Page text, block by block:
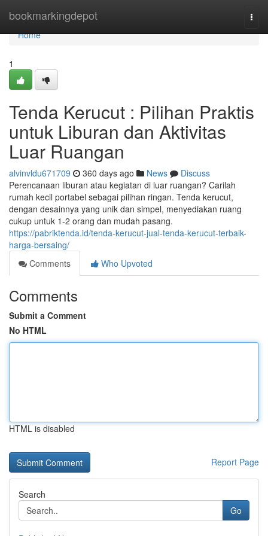
bookmarkingdepot
Home
Home
1
Tenda Kerucut : Pilihan Praktis
untuk Liburan dan Aktivitas
Luar Ruangan
alvinvldu671709 360 days ago News
Discuss
Perencanaan liburan atau kegiatan di luar ruangan? Carilah
rumah kecil portabel sebagai pilihan ringan. Tenda kerucut,
dengan desainnya yang unik dan simpel, menyediakan ruang
cukup untuk 1-2 orang dan mudah pasang.
https://pabriktenda.id/tenda-kerucut-jual-tenda-kerucut-terbaik-
harga-bersaing/
Comments
Who Upvoted
Comments
Submit a Comment
No HTML
HTML is disabled
Report Page
Search
Go